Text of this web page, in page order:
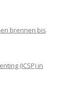
brennen bis
(ICSP) in